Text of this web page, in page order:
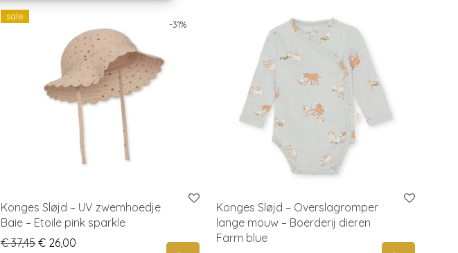
-31%
sale
Konges Sløjd – UV zwemhoedje
Baie – Etoile pink sparkle
€37,45 Original price was: € 37,45.
€ 26,00 Current price is: € 26,00.
Konges Sløjd – Overslagromper
lange mouw – Boerderij dieren
Farm blue